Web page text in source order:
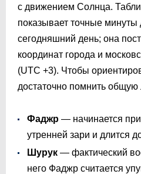
с движением Солнца.
показывает точные минуты
сегодняшний день; она
координат города и
(UTC +3). Чтобы
достаточно помнить общую
Фаджр — начинается
утренней зари и длится
Шурук — фактический
него Фаджр считается